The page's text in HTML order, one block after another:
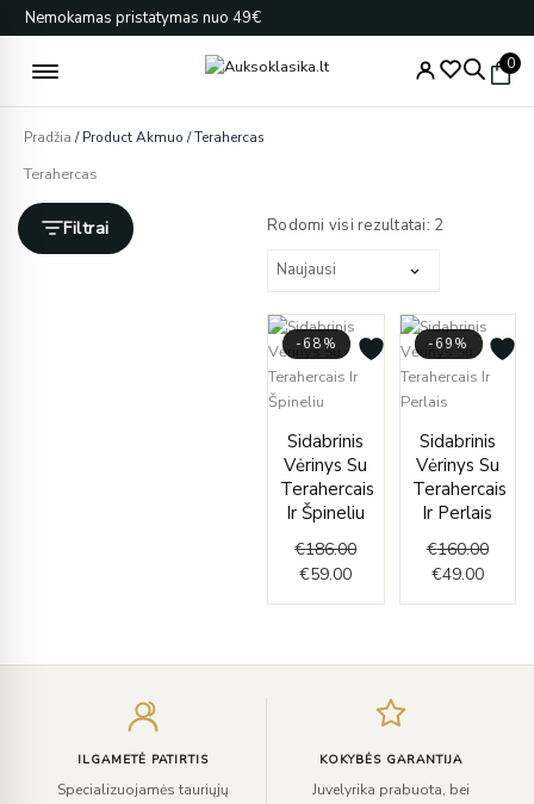
Pereiti
prie
turinio
Nemokamas pristatymas nuo 49€
0
Pradžia / Product Akmuo / Terahercas
Terahercas
Filtrai Rodomi visi rezultatai: 2pagal
-68%
Sidabrinis
Vėrinys Su
Terahercais
Ir Špineliu
€186.00
price
was:
€186.00.
€59.00
price
is:
€59.00.
-69%
Sidabrinis
Vėrinys Su
Terahercais
Ir Perlais
€160.00
price
was:
€49.00
price
is:
ILGAMETĖ PATIRTIS
Specializuojamės tauriųjų
KOKYBĖS GARANTIJA
Juvelyrika prabuota, bei